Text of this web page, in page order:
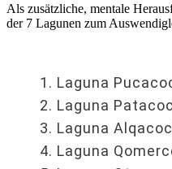
Als zusätzliche, mentale
der 7 Lagunen zum
Laguna
Laguna
Laguna
Laguna